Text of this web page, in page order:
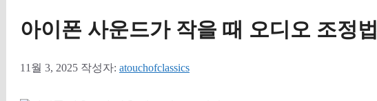
아이폰 사운드가 작을 때 오디오 조정법
11월 3, 2025 작성자: atouchofclassics